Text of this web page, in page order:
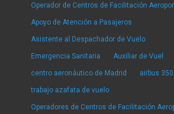
Operador de Centros de Facilitación
Apoyo de Atención a Pasajeros
Asistente al Despachador de Vuelo
Emergencia Sanitaria Auxiliar de Vuel
centro aeronáutico de Madrid airbus 350
trabajo azafata de vuelo
Operadores de Centros de Facilitación